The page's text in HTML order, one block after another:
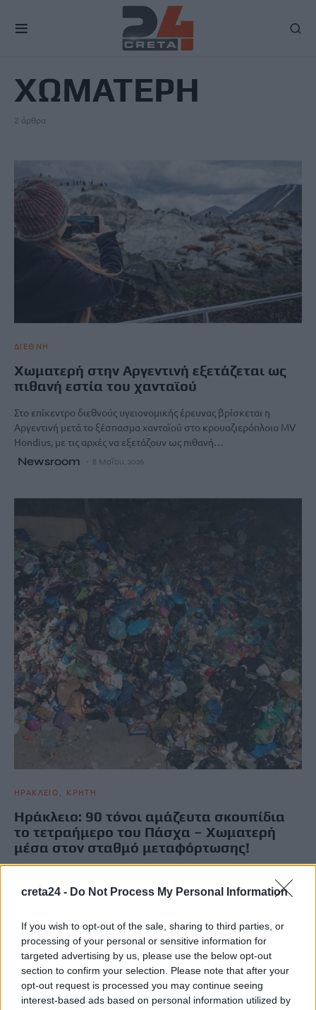
creta24 - Do Not Process My Personal Information
If you wish to opt-out of the sale, sharing to third parties, or
processing of your personal or sensitive information for
targeted advertising by us, please use the below opt-out
section to confirm your selection. Please note that after your
opt-out request is processed you may continue seeing
interest-based ads based on personal information utilized by
ΧΩΜΑΤΕΡΗ
2 άρθρα
ΔΙΕΘΝΗ
Χωματερή στην Αργεντινή εξετάζεται ως
πιθανή εστία του χανταϊού
Στο επίκεντρο διεθνούς υγειονομικής έρευνας βρίσκεται η
Αργεντινή μετά το ξέσπασμα χανταϊού στο κρουαζιερόπλοιο MV
Hondius, με τις αρχές να εξετάζουν ως πιθανή…
Newsroom 8 Μαΐου, 2026
ΗΡΑΚΛΕΙΟ ΚΡΗΤΗ
Ηράκλειο: 90 τόνοι αμάζευτα σκουπίδια
το τετραήμερο του Πάσχα – Χωματερή
μέσα στον σταθμό μεταφόρτωσης!
στην καθαριότητα του Δήμου Ηρακλείου απαντά στις αιτιάσεις
Κώστας Κεφαλογιάννης 16 Απριλίου, 2026
ΡΟΗ ΕΙΔΗΣΕΩΝ
Λέμβος με δεκάδες μετανάστες νότια του Ηρακλείου –